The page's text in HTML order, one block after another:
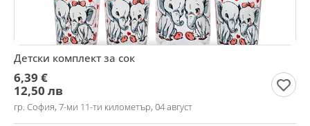
Детски комплект за сок
6,39 €
12,50 лв
гр. София, 7-ми 11-ти километър, 04 август